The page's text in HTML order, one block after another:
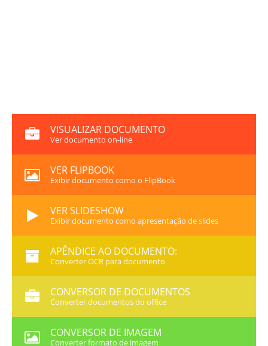
VISUALIZAR DOCUMENTO
Ver documento on-line
VER FLIPBOOK
Exibir documento como o FlipBook
VER SLIDESHOW
Exibir documento como apresentação de slides
APÊNDICE AO DOCUMENTO:
Converter OCR para documento
CONVERSOR DE DOCUMENTOS
Converter documentos do office
CONVERSOR DE IMAGEM
Converter formato de imagem